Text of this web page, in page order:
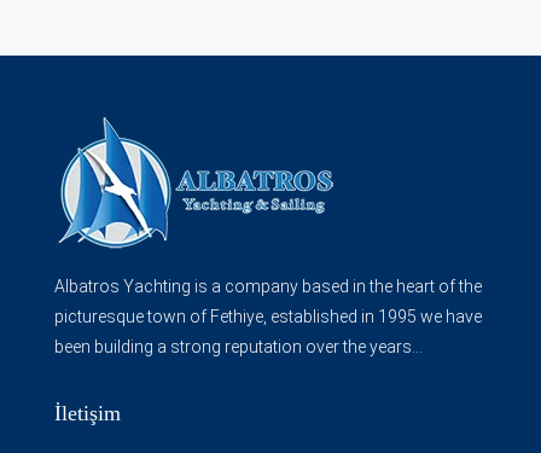
Albatros Yachting is a company based in the heart of the
picturesque town of Fethiye, established in 1995 we have
been building a strong reputation over the years...
İletişim